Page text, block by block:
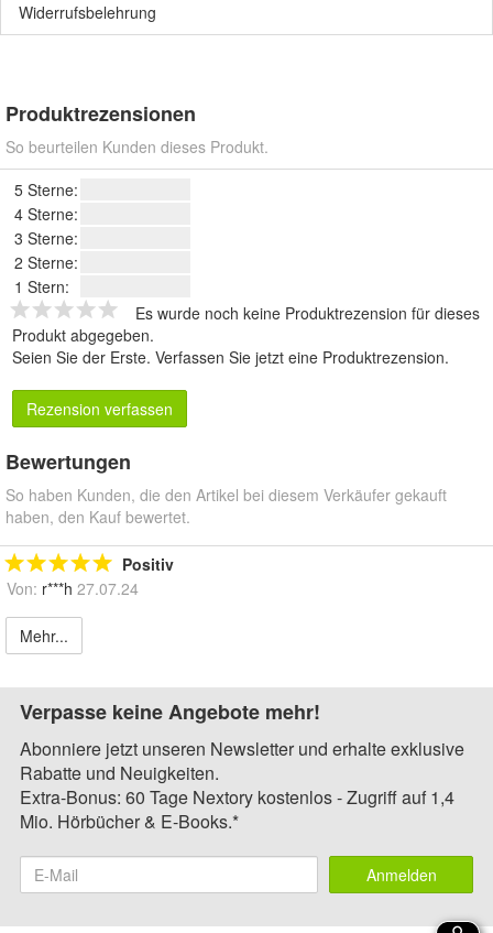
Widerrufsbelehrung
Produktrezensionen
So beurteilen Kunden dieses Produkt.
5 Sterne:
4 Sterne:
3 Sterne:
2 Sterne:
1 Stern:
Es wurde noch keine Produktrezension für dieses
Produkt abgegeben.
Seien Sie der Erste. Verfassen Sie jetzt eine Produktrezension.
Rezension verfassen
Bewertungen
So haben Kunden, die den Artikel bei diesem Verkäufer gekauft
haben, den Kauf bewertet.
Positiv
Von: r***h 27.07.24
Mehr...
Verpasse keine Angebote mehr!
Abonniere jetzt unseren Newsletter und erhalte exklusive
Rabatte und Neuigkeiten.
Extra-Bonus: 60 Tage Nextory kostenlos - Zugriff auf 1,4
Mio. Hörbücher & E-Books.*
Anmelden